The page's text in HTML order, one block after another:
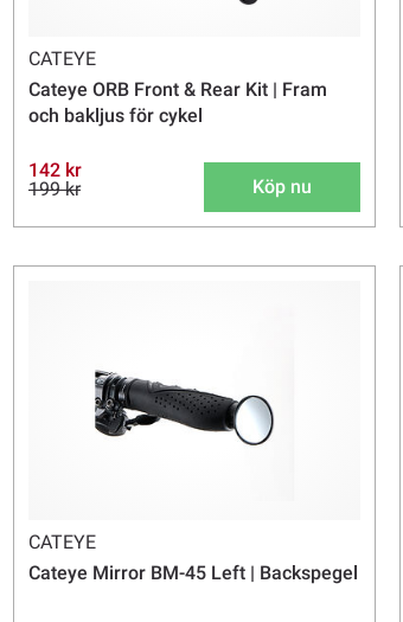
CATEYE
Cateye ORB Front & Rear Kit | Fram
och bakljus för cykel
142 kr
199 kr
Köp nu
CATEYE
Cateye Mirror BM-45 Left | Backspegel